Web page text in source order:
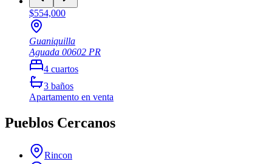
$554,000
Guaniquilla
Aguada 00602 PR
4 cuartos
3 baños
Apartamento en venta
Pueblos Cercanos
Rincon